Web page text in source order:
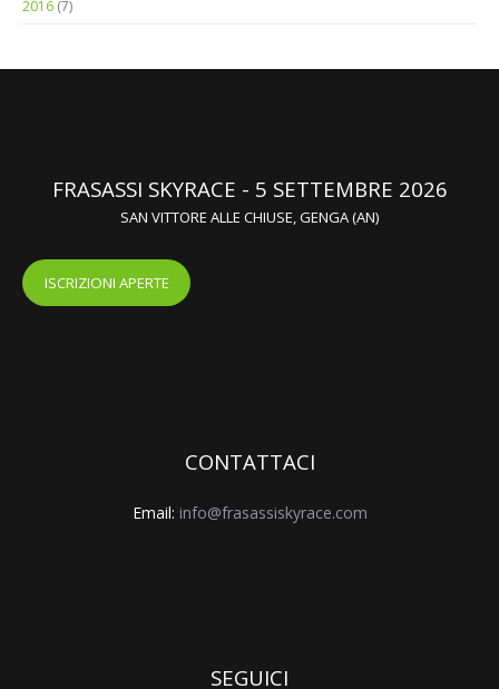
ISCRIZIONI APERTE